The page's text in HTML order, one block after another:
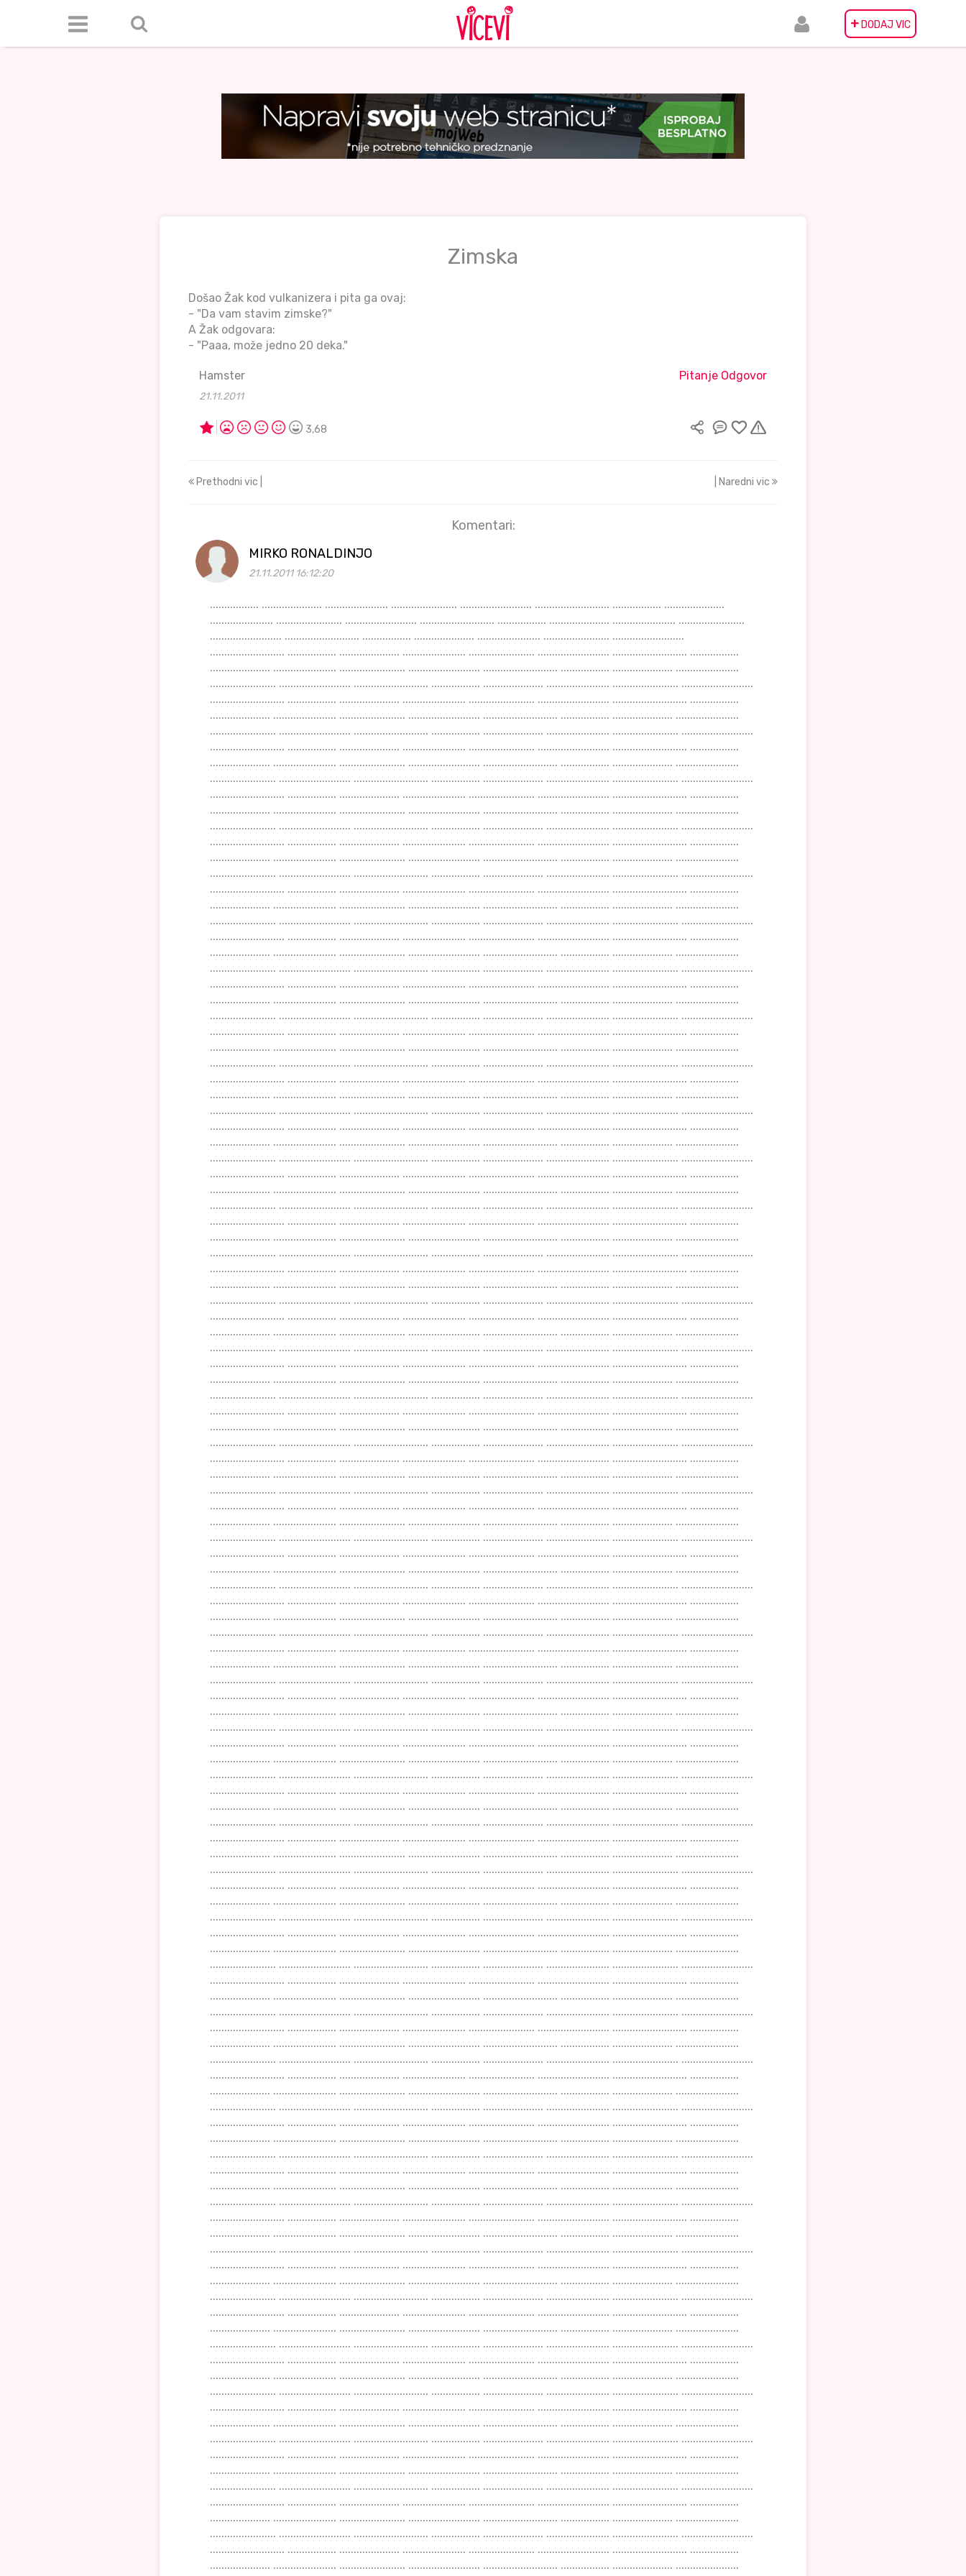
+ DODAJ VIC
Zimska
Došao Žak kod vulkanizera i pita ga ovaj:
- "Da vam stavim zimske?"
A Žak odgovara:
- "Paaa, može jedno 20 deka."
Hamster
21.11.2011
Pitanje Odgovor
3,68
Prethodni vic | | Naredni vic
Komentari:
MIRKO RONALDINJO
21.11.2011 16:12:20
................. ..................... ...................... ....................... ......................... .......................... ................. ..................... ...................... ....................... ......................... .......................... ................. ..................... ...................... ....................... ......................... .......................... ................. ..................... ...................... ....................... ......................... .......................... ................. ..................... ...................... ....................... ......................... .......................... ................. ..................... ...................... ....................... ......................... .......................... ................. ..................... ...................... ....................... ......................... .......................... ................. ..................... ...................... ....................... ......................... .......................... ................. ..................... ...................... ....................... ......................... .......................... ................. ..................... ...................... ....................... ......................... .......................... ................. ..................... ...................... ....................... ......................... .......................... ................. ..................... ...................... ....................... ......................... .......................... ................. ..................... ...................... ....................... ......................... .......................... ................. ..................... ...................... ....................... ......................... .......................... ................. ..................... ...................... ....................... ......................... .......................... ................. ..................... ...................... ....................... ......................... .......................... ................. ..................... ...................... ....................... ......................... .......................... ................. ..................... ...................... ....................... ......................... .......................... ................. ..................... ...................... ....................... ......................... .......................... ................. ..................... ...................... ....................... ......................... .......................... ................. ..................... ...................... ....................... ......................... .......................... ................. ..................... ...................... ....................... ......................... .......................... ................. ..................... ...................... ....................... ......................... .......................... ................. ..................... ...................... ....................... ......................... .......................... ................. ..................... ...................... ....................... ......................... .......................... ................. ..................... ...................... ....................... ......................... .......................... ................. ..................... ...................... ....................... ......................... .......................... ................. ..................... ...................... ....................... ......................... .......................... ................. ..................... ...................... ....................... ......................... .......................... ................. ..................... ...................... ....................... ......................... .......................... ................. ..................... ...................... ....................... ......................... .......................... ................. ..................... ...................... ....................... ......................... .......................... ................. ..................... ...................... ....................... ......................... .......................... ................. ..................... ...................... ....................... ......................... .......................... ................. ..................... ...................... ....................... ......................... .......................... ................. ..................... ...................... ....................... ......................... .......................... ................. ..................... ...................... ....................... ......................... .......................... ................. ..................... ...................... ....................... ......................... .......................... ................. ..................... ...................... ....................... ......................... .......................... ................. ..................... ...................... ....................... ......................... .......................... ................. ..................... ...................... ....................... ......................... .......................... ................. ..................... ...................... ....................... ......................... .......................... ................. ..................... ...................... ....................... ......................... .......................... ................. ..................... ...................... ....................... ......................... .......................... ................. ..................... ...................... ....................... ......................... .......................... ................. ..................... ...................... ....................... ......................... .......................... ................. ..................... ...................... ....................... ......................... .......................... ................. ..................... ...................... ....................... ......................... .......................... ................. ..................... ...................... ....................... ......................... .......................... ................. ..................... ...................... ....................... ......................... .......................... ................. ..................... ...................... ....................... ......................... .......................... ................. ..................... ...................... ....................... ......................... .......................... ................. ..................... ...................... ....................... ......................... .......................... ................. ..................... ...................... ....................... ......................... .......................... ................. ..................... ...................... ....................... ......................... .......................... ................. ..................... ...................... ....................... ......................... .......................... ................. ..................... ...................... ....................... ......................... .......................... ................. ..................... ...................... ....................... ......................... .......................... ................. ..................... ...................... ....................... ......................... .......................... ................. ..................... ...................... ....................... ......................... .......................... ................. ..................... ...................... ....................... ......................... .......................... ................. ..................... ...................... ....................... ......................... .......................... ................. ..................... ...................... ....................... ......................... .......................... ................. ..................... ...................... ....................... ......................... .......................... ................. ..................... ...................... ....................... ......................... .......................... ................. ..................... ...................... ....................... ......................... .......................... ................. ..................... ...................... ....................... ......................... .......................... ................. ..................... ...................... ....................... ......................... .......................... ................. ..................... ...................... ....................... ......................... .......................... ................. ..................... ...................... ....................... ......................... .......................... ................. ..................... ...................... ....................... ......................... .......................... ................. ..................... ...